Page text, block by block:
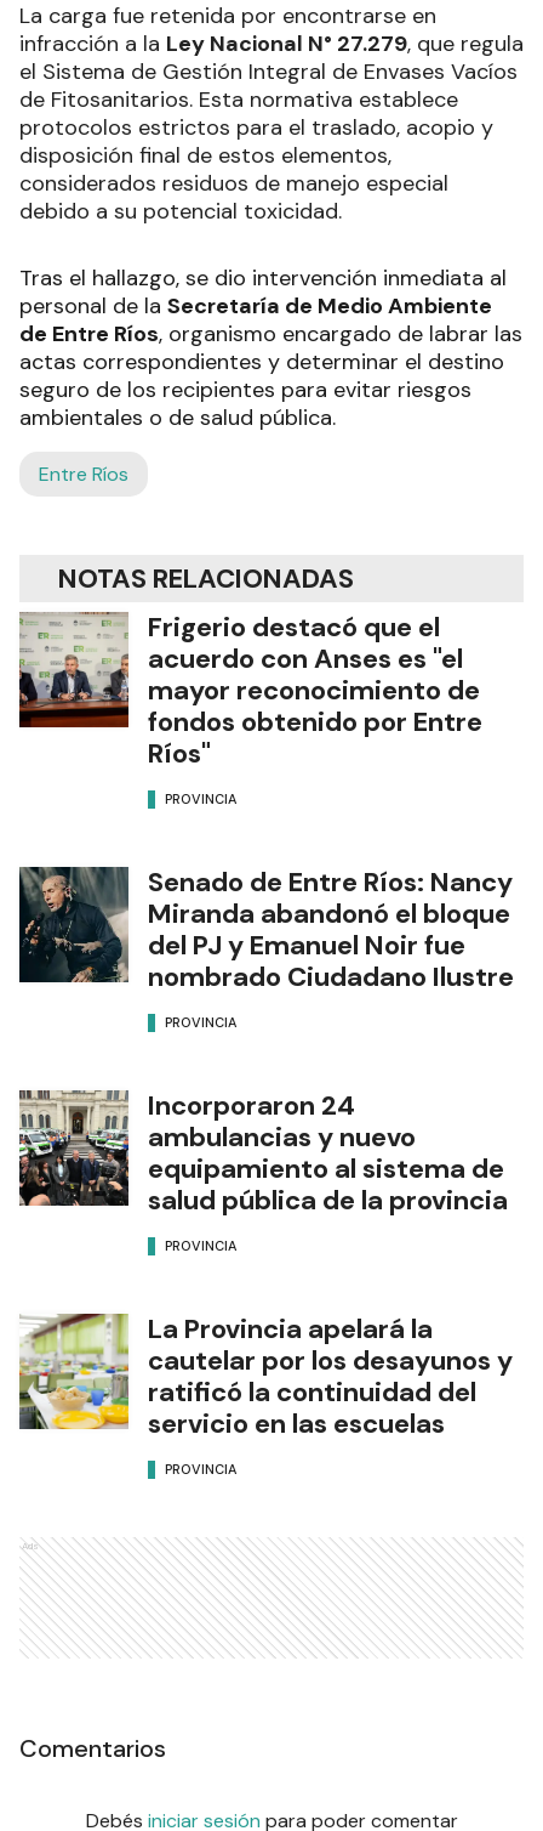
La carga fue retenida por encontrarse en
infracción a la Ley Nacional N° 27.279, que regula
el Sistema de Gestión Integral de Envases Vacíos
de Fitosanitarios. Esta normativa establece
protocolos estrictos para el traslado, acopio y
disposición final de estos elementos,
considerados residuos de manejo especial
debido a su potencial toxicidad.
Tras el hallazgo, se dio intervención inmediata al
personal de la Secretaría de Medio Ambiente
de Entre Ríos, organismo encargado de labrar las
actas correspondientes y determinar el destino
seguro de los recipientes para evitar riesgos
ambientales o de salud pública.
Entre Ríos
NOTAS RELACIONADAS
Frigerio destacó que el
acuerdo con Anses es "el
mayor reconocimiento de
fondos obtenido por Entre
Ríos"
PROVINCIA
Senado de Entre Ríos: Nancy
Miranda abandonó el bloque
del PJ y Emanuel Noir fue
nombrado Ciudadano Ilustre
PROVINCIA
Incorporaron 24
ambulancias y nuevo
equipamiento al sistema de
salud pública de la provincia
PROVINCIA
La Provincia apelará la
cautelar por los desayunos y
ratificó la continuidad del
servicio en las escuelas
PROVINCIA
Ads
Comentarios
Debés iniciar sesión para poder comentar